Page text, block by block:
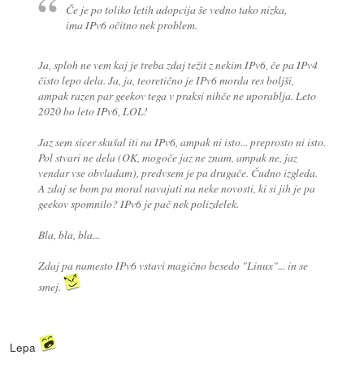
Če je po toliko letih adopcija še vedno tako nizka,
ima IPv6 očitno nek problem.
Ja, sploh ne vem kaj je treba zdaj težit z nekim IPv6, če pa IPv4
čisto lepo dela. Ja, ja, teoretično je IPv6 morda res boljši,
ampak razen par geekov tega v praksi nihče ne uporablja. Leto
2020 bo leto IPv6, LOL!
Jaz sem sicer skušal iti na IPv6, ampak ni isto... preprosto ni isto.
Pol stvari ne dela (OK, mogoče jaz ne znam, ampak ne, jaz
vendar vse obvladam), predvsem je padrugače. Čudnoizgleda.
A zdaj se bom pa moral navajati na neke novosti, ki si jih je pa
geekov spomnilo? IPv6 je pač nek polizdelek.
Bla, bla, bla...
Zdaj pa namesto IPv6 vstavi magično besedo "Linux"... in se
smej.
Lepa